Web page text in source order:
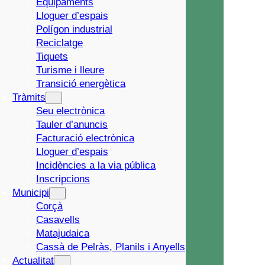
Lloguer d’espais
Polígon industrial
Reciclatge
Tiquets
Turisme i lleure
Transició energètica
Tràmits
Seu electrònica
Tauler d’anuncis
Facturació electrònica
Lloguer d’espais
Incidències a la via pública
Inscripcions
Municipi
Corçà
Casavells
Matajudaica
Cassà de Pelràs, Planils i Anyells
Actualitat